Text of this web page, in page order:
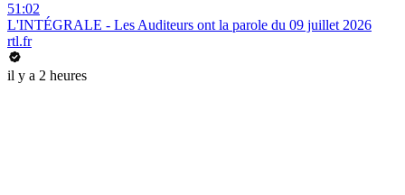
51:02
L'INTÉGRALE - Les Auditeurs ont la parole du 09 juillet 2026
rtl.fr
il y a 2 heures